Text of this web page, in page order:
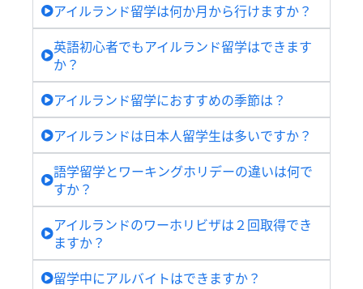
アイルランド留学は何か月から行けますか？
英語初心者でもアイルランド留学はできます
か？
アイルランド留学におすすめの季節は？
アイルランドは日本人留学生は多いですか？
語学留学とワーキングホリデーの違いは何で
すか？
アイルランドのワーホリビザは２回取得でき
ますか？
留学中にアルバイトはできますか？